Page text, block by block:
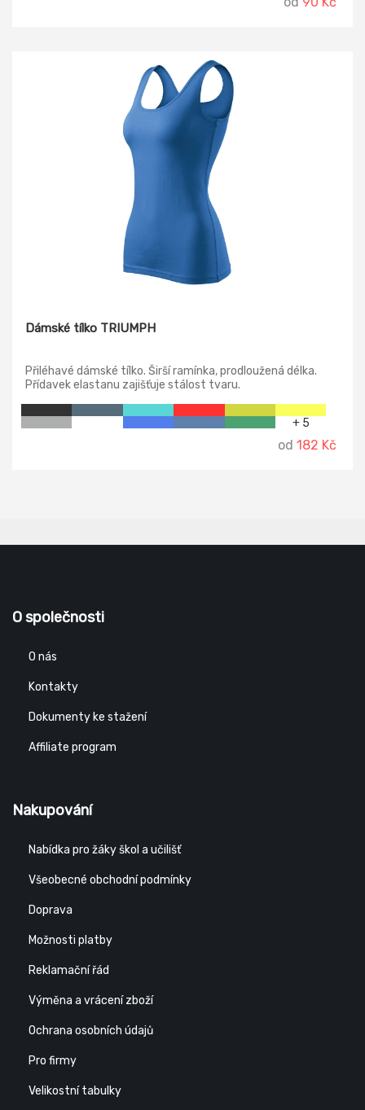
Dámské tílko TRIUMPH
Přiléhavé dámské tílko. Širší ramínka, prodloužená délka.
Přídavek elastanu zajišťuje stálost tvaru.
+ 5
od 182 Kč
O společnosti
O nás
Kontakty
Dokumenty ke stažení
Affiliate program
Nakupování
Nabídka pro žáky škol a učilišť
Všeobecné obchodní podmínky
Doprava
Možnosti platby
Reklamační řád
Výměna a vrácení zboží
Ochrana osobních údajů
Pro firmy
Velikostní tabulky